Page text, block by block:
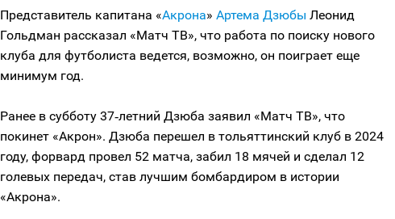
Представитель капитана «Акрона» Артема Дзюбы Леонид
Гольдман рассказал «Матч ТВ», что работа по поиску нового
клуба для футболиста ведется, возможно, он поиграет еще
минимум год.
Ранее в субботу 37‑летний Дзюба заявил «Матч ТВ», что
покинет «Акрон». Дзюба перешел в тольяттинский клуб в 2024
году, форвард провел 52 матча, забил 18 мячей и сделал 12
голевых передач, став лучшим бомбардиром в истории
«Акрона».